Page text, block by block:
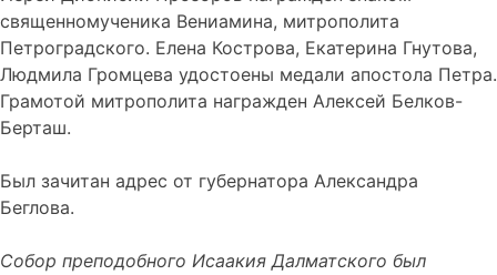
священномученика Вениамина, митрополита
Петроградского. Елена Кострова, Екатерина Гнутова,
Людмила Громцева удостоены медали апостола Петра.
Грамотой митрополита награжден Алексей Белков-
Берташ.
Был зачитан адрес от губернатора Александра
Беглова.
Собор преподобного Исаакия Далматского был